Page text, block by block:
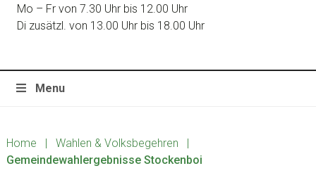
Mo – Fr von 7.30 Uhr bis 12.00 Uhr
Di zusätzl. von 13.00 Uhr bis 18.00 Uhr
Menu
Home | Wahlen & Volksbegehren
|
Gemeindewahlergebnisse Stockenboi